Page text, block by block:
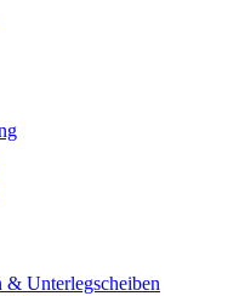
& Unterlegscheiben